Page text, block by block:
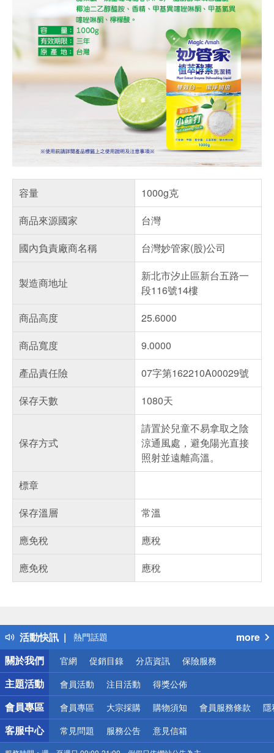
容量
1000g克
商品來源國家
台灣
國內負責廠商名稱
台灣妙管家(股)公司
製造商地址
新北市汐止區新台五路一
段116號14樓
商品高度
25.6000
商品寬度
9.0000
產品責任險
07字第162210A00029號
保存天數
1080天
保存方式
請置於兒童不易拿取之陰
涼通風處，避免陽光直接
照射並遠離高溫。
標章
保存溫層
常溫
應免稅
應稅
應免稅
應稅
活動快訊
得獎公告
熱門話題
銀行優惠
偏遠地區配送
詐騙網頁！請小心！
more
關於我們
官網 促銷目錄 分店資訊 保險服務
主題活動 會員活動 注目活動 得獎公佈
會員專區 會員專區 大宗採購 購物須知 會員服務條款 隱
客服中心 常見問題 服務公告 意見信箱